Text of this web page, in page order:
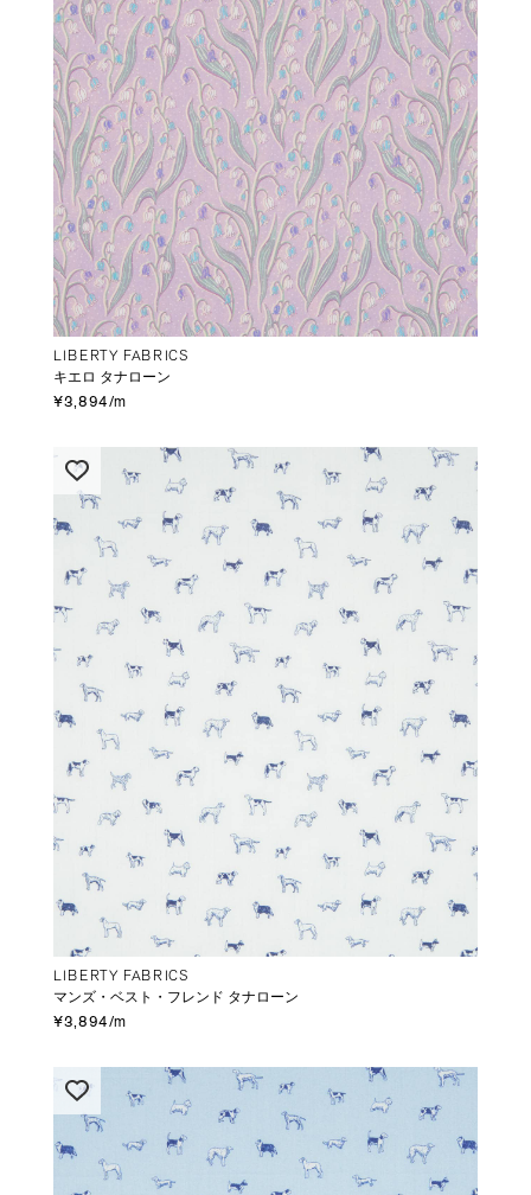
LIBERTY FABRICS
キエロ タナローン
¥3,894/m
LIBERTY FABRICS
マンズ・ベスト・フレンド タナローン
¥3,894/m